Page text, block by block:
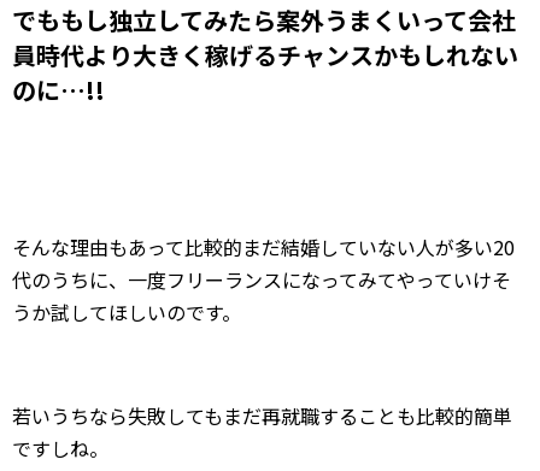
でももし独立してみたら案外うまくいって会社
員時代より大きく稼げるチャンスかもしれない
のに…!!
そんな理由もあって比較的まだ結婚していない人が多い20
代のうちに、一度フリーランスになってみてやっていけそ
うか試してほしいのです。
若いうちなら失敗してもまだ再就職することも比較的簡単
ですしね。